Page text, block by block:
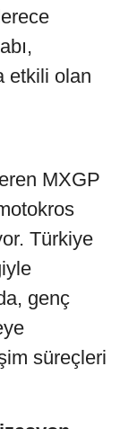
etkili olan
MXGP
Türkiye
genç
süreçleri